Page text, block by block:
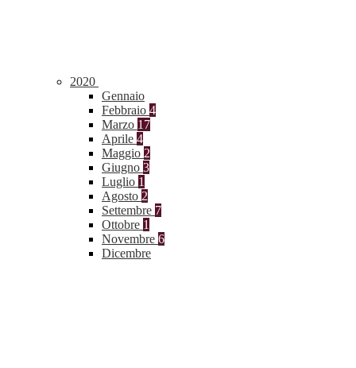
2020
Gennaio
Febbraio 4
Marzo 17
Aprile 4
Maggio 2
Giugno 3
Luglio 1
Agosto 2
Settembre 7
Ottobre 1
Novembre 6
Dicembre